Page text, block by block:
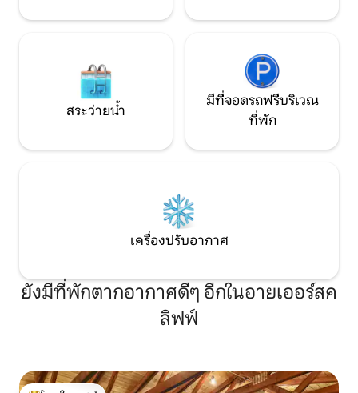
สระว่ายน้ำ
มีที่จอดรถฟรีบริเวณ
ที่พัก
เครื่องปรับอากาศ
ยังมีที่พักตากอากาศดีๆ อีกในอายเออร์สค
ลิฟฟ์